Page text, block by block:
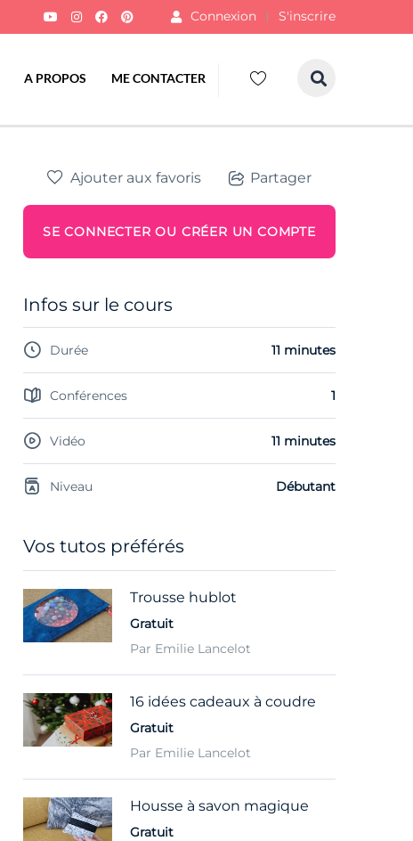
Connexion S'inscrire
A PROPOS ME CONTACTER
Ajouter aux favoris Partager
SE CONNECTER OU CRÉER UN COMPTE
Infos sur le cours
Durée 11 minutes
Conférences 1
Vidéo 11 minutes
Niveau Débutant
Vos tutos préférés
Trousse hublot
Gratuit
Par Emilie Lancelot
16 idées cadeaux à coudre
Gratuit
Par Emilie Lancelot
Housse à savon magique
Gratuit